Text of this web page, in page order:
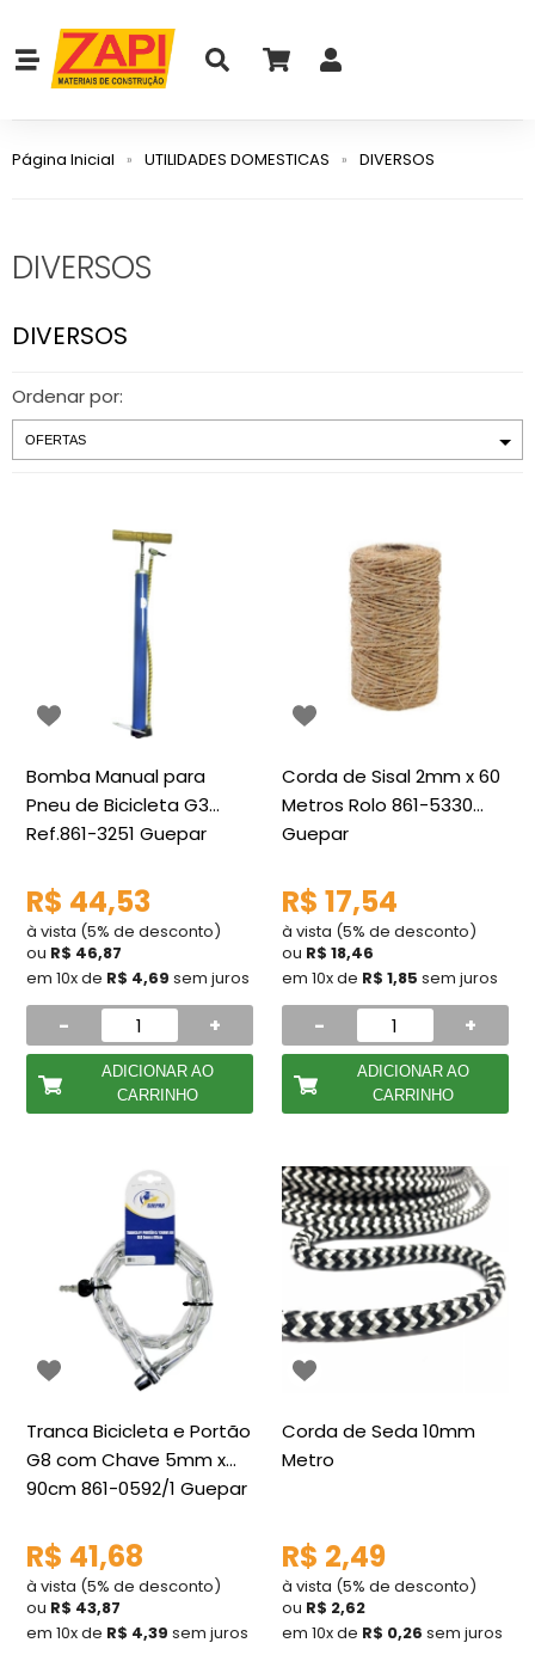
Página Inicial UTILIDADES DOMESTICAS DIVERSOS
DIVERSOS
DIVERSOS
Ordenar por:
Bomba Manual para
Pneu de Bicicleta G3
Ref.861-3251 Guepar
R$ 44,53
à vista (5% de desconto)
ou R$ 46,87
em 10x de R$ 4,69 sem juros
- +
ADICIONAR AO
CARRINHO
Corda de Sisal 2mm x 60
Metros Rolo 861-5330
Guepar
R$ 17,54
à vista (5% de desconto)
ou R$ 18,46
em 10x de R$ 1,85 sem juros
- +
ADICIONAR AO
CARRINHO
Tranca Bicicleta e Portão
G8 com Chave 5mm x
90cm 861-0592/1 Guepar
R$ 41,68
à vista (5% de desconto)
ou R$ 43,87
em 10x de R$ 4,39 sem juros
Corda de Seda 10mm
Metro
R$ 2,49
à vista (5% de desconto)
ou R$ 2,62
em 10x de R$ 0,26 sem juros